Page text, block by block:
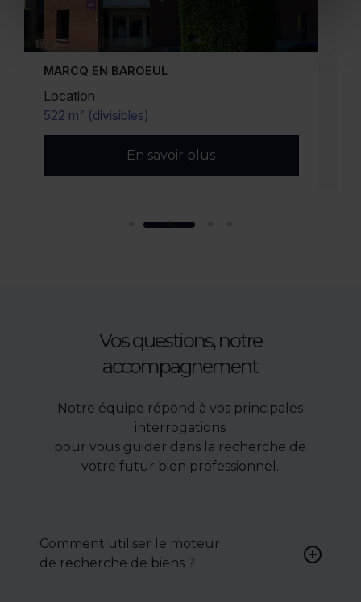
WASQUEHAL
430 m²
En savoir plus
Vos questions, notre
accompagnement
Notre équipe répond à vos principales
interrogations
pour vous guider dans la recherche de
votre futur bien professionnel.
Comment utiliser le moteur
de recherche de biens ?